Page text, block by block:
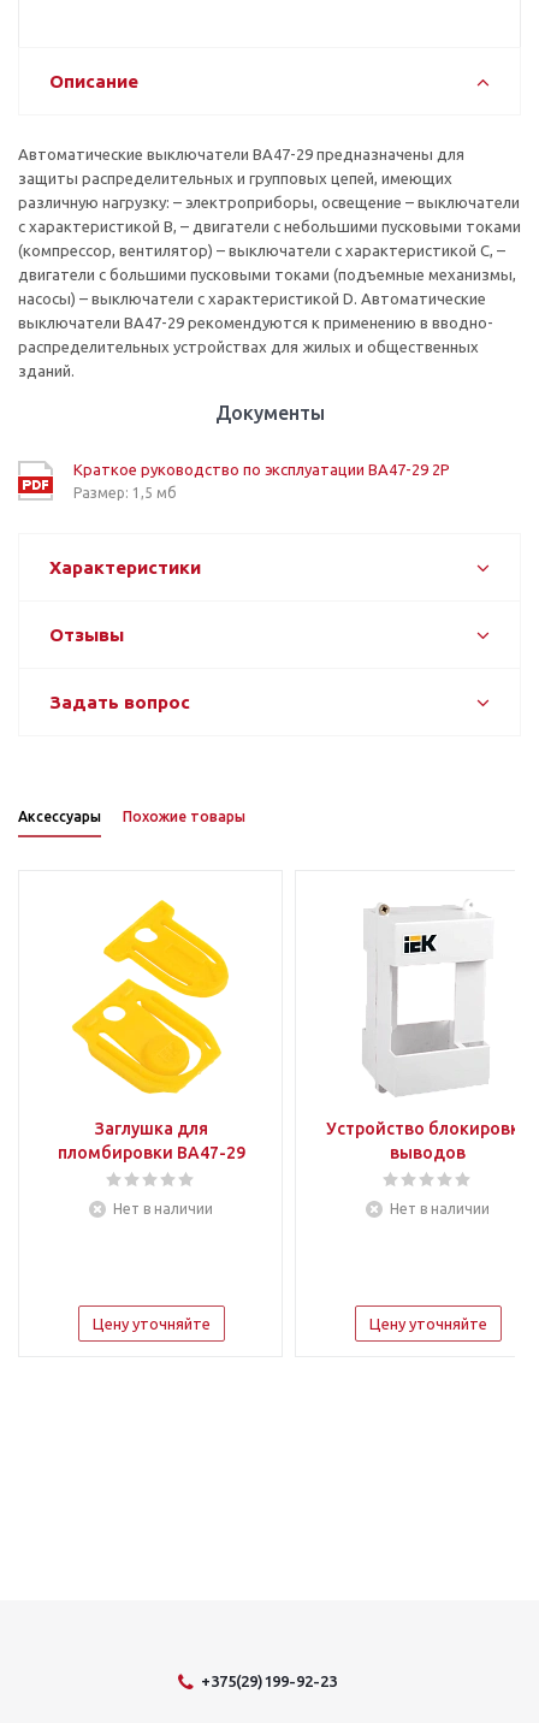
Описание
Автоматические выключатели ВА47-29 предназначены для
защиты распределительных и групповых цепей, имеющих
различную нагрузку: – электроприборы, освещение – выключатели
с характеристикой В, – двигатели с небольшими пусковыми токами
(компрессор, вентилятор) – выключатели с характеристикой C, –
двигатели с большими пусковыми токами (подъемные механизмы,
насосы) – выключатели с характеристикой D. Автоматические
выключатели ВА47-29 рекомендуются к применению в вводно-
распределительных устройствах для жилых и общественных
зданий.
Документы
Краткое руководство по эксплуатации ВА47-29 2P
Размер: 1,5 мб
Характеристики
Отзывы
Задать вопрос
Аксессуары Похожие товары
Заглушка для
пломбировки ВА47-29
Нет в наличии
Цену уточняйте
Устройство блокировки
выводов
Нет в наличии
Цену уточняйте
+375(29)199-92-23